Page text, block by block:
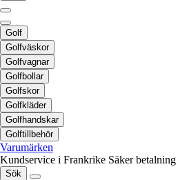
Golf
Golfväskor
Golfvagnar
Golfbollar
Golfskor
Golfkläder
Golfhandskar
Golftillbehör
Varumärken
Kundservice i Frankrike Säker betalning
Sök